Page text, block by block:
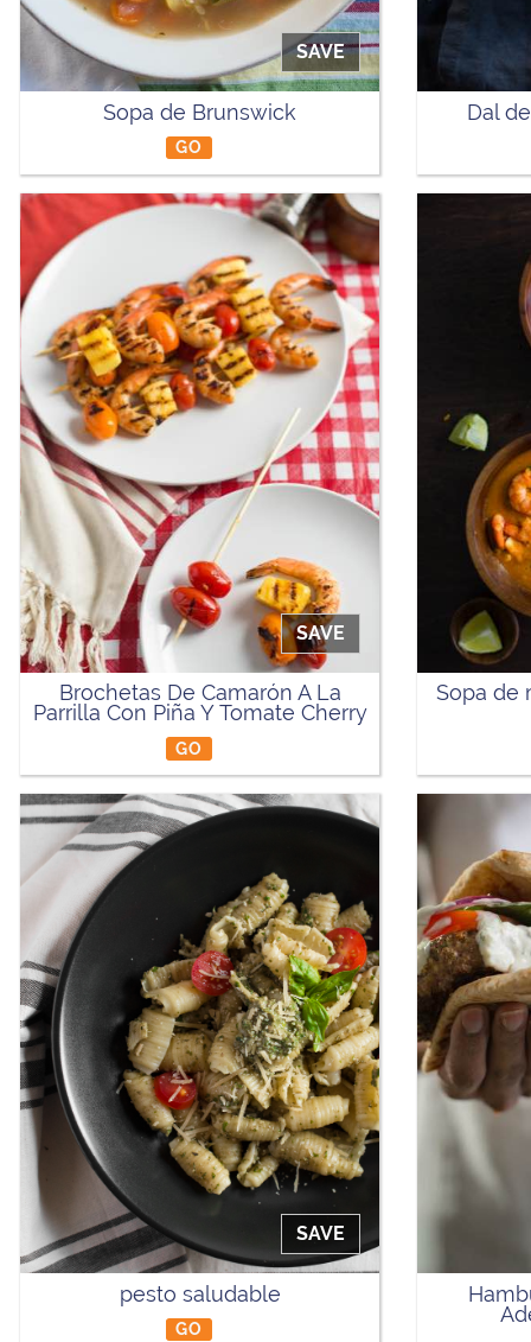
SAVE
Sopa de Brunswick
GO
Dal
SAVE
Brochetas De Camarón A La
Parrilla Con Piña Y Tomate Cherry
GO
Sopa de
SAVE
pesto saludable
GO